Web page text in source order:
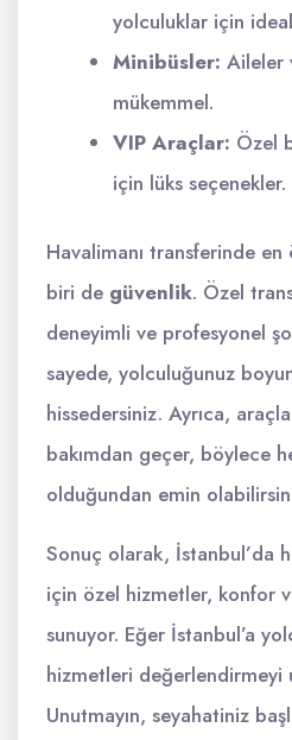
yolculuklar için
Minibüsler: Aileler
mükemmel.
VIP Araçlar: Özel
için lüks seçenekler.
Havalimanı transferinde
biri de güvenlik. Özel
deneyimli ve profesyonel
sayede, yolculuğunuz
hissedersiniz. Ayrıca,
bakımdan geçer, böylece
olduğundan emin
Sonuç olarak, İstanbul’da
için özel hizmetler, konfor
sunuyor. Eğer İstanbul’a
hizmetleri değerlendirmeyi
Unutmayın, seyahatiniz